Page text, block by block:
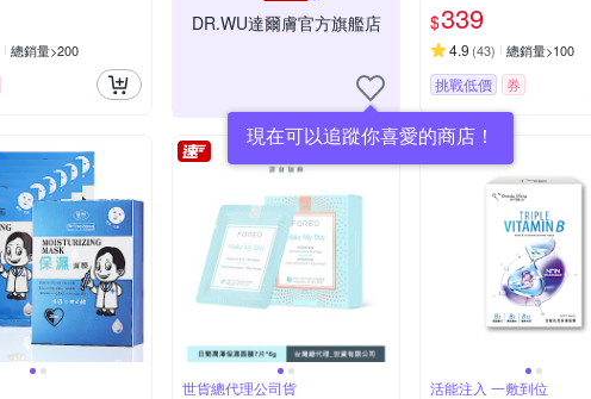
總銷量>200
DR.WU達爾膚官方旗艦店
現在可以追蹤你喜愛的商店！
$339
4.9 (43) 總銷量>100
挑戰低價 券
世貨總代理公司貨 活能注入 一敷到位